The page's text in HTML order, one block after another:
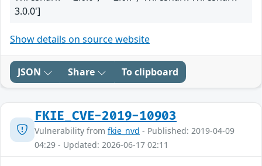
3.0.0']
Show details on source website
JSON Share To clipboard
FKIE_CVE-2019-10903
Vulnerability from fkie_nvd - Published: 2019-04-09
04:29 - Updated: 2026-06-17 02:11